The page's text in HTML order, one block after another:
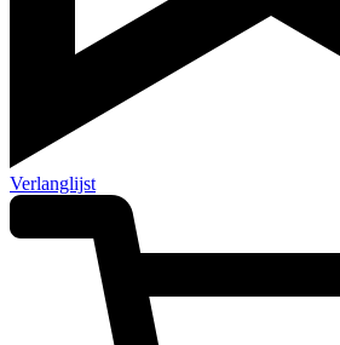
Verlanglijst